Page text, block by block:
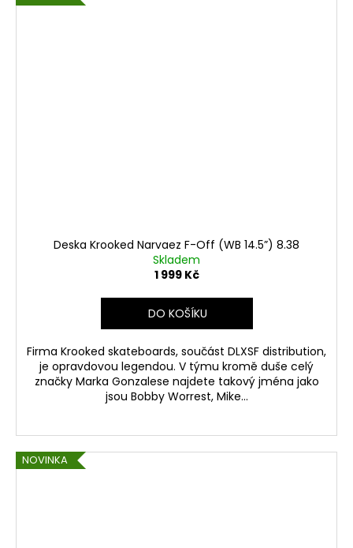
Deska Krooked Narvaez F-Off (WB 14.5”) 8.38
Skladem
1 999 Kč
DO KOŠÍKU
Firma Krooked skateboards, součást DLXSF distribution,
je opravdovou legendou. V týmu kromě duše celý
značky Marka Gonzalese najdete takový jména jako
jsou Bobby Worrest, Mike...
NOVINKA